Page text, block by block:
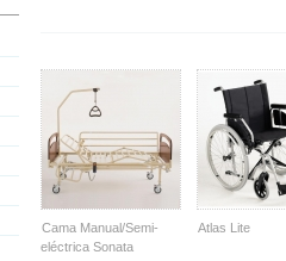
Cama Manual/Semi-
eléctrica Sonata
Atlas Lite